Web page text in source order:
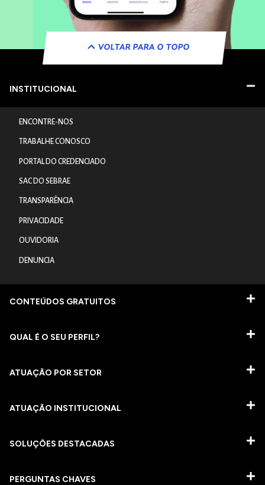
VOLTAR PARA O TOPO
INSTITUCIONAL
ENCONTRE-NOS
TRABALHE CONOSCO
PORTAL DO CREDENCIADO
SAC DO SEBRAE
TRANSPARÊNCIA
PRIVACIDADE
OUVIDORIA
DENUNCIA
CONTEÚDOS GRATUITOS
QUAL É O SEU PERFIL?
ATUAÇÃO POR SETOR
ATUAÇÃO INSTITUCIONAL
SOLUÇÕES DESTACADAS
PERGUNTAS CHAVES​